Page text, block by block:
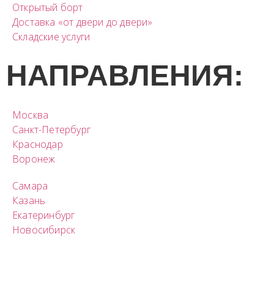
Открытый борт
Доставка «от двери до двери»
Складские услуги
НАПРАВЛЕНИЯ:
Москва
Санкт-Петербург
Краснодар
Воронеж
Самара
Казань
Екатеринбург
Новосибирск